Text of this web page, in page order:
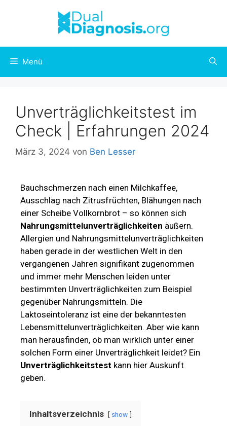
Menü
Unverträglichkeitstest im
Check | Erfahrungen 2024
März 3, 2024 von Ben Lesser
Bauchschmerzen nach einen Milchkaffee,
Ausschlag nach Zitrusfrüchten, Blähungen nach
einer Scheibe Vollkornbrot – so können sich
Nahrungsmittelunverträglichkeiten äußern.
Allergien und Nahrungsmittelunverträglichkeiten
haben gerade in der westlichen Welt in den
vergangenen Jahren signifikant zugenommen
und immer mehr Menschen leiden unter
bestimmten Unverträglichkeiten zum Beispiel
gegenüber Nahrungsmitteln. Die
Laktoseintoleranz ist eine der bekanntesten
Lebensmittelunverträglichkeiten. Aber wie kann
man herausfinden, ob man wirklich unter einer
solchen Form einer Unverträglichkeit leidet? Ein
Unverträglichkeitstest kann hier Auskunft
geben.
Inhaltsverzeichnis show